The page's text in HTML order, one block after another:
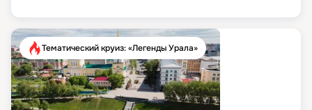
Тематический круиз: «Легенды Урала»